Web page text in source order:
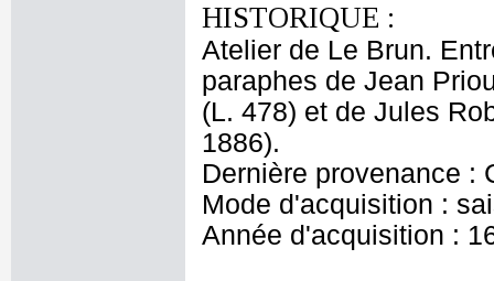
HISTORIQUE :
Atelier de Le Brun.
paraphes de Jean
(L. 478) et de Jules
1886).
Dernière provenance :
Mode d'acquisition :
Année d'acquisition :